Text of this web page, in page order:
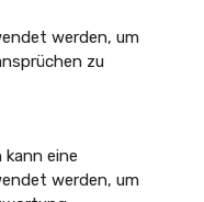
werden, um
zu
eine
werden, um